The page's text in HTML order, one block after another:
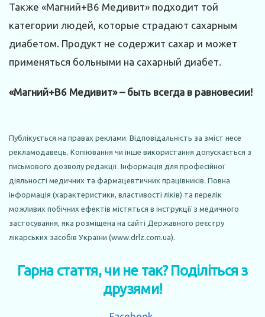
Также «Магний+В6 Медивит» подходит той
категории людей, которые страдают сахарным
диабетом. Продукт не содержит сахар и может
применяться больными на сахарный диабет.
«Магний+В6 Медивит» – быть всегда в равновесии!
Публікується на правах реклами. Відповідальність за зміст несе
рекламодавець. Копіювання чи інше використання допускається з
письмового дозволу редакції. Інформація для професійної
діяльності медичних та фармацевтичних працівників. Повна
інформація (характеристики, властивості ліків) та перелік
можливих побічних ефектів містяться в інструкції з медичного
застосування, яка розміщена на сайті Державного реєстру
лікарських засобів України (www.drlz.com.ua).
Гарна стаття, чи не так? Поділіться з
друзями!